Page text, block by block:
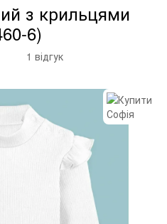
з крильцями
6)
1 відгук